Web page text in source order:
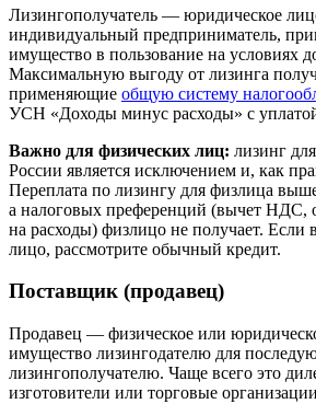
Лизингополучатель — юридическое
индивидуальный предприниматель,
имущество в пользование на условиях
Максимальную выгоду от лизинга
применяющие общую систему
УСН «Доходы минус расходы» с
Важно для физических лиц: лизинг
России является исключением и, как
Переплата по лизингу для физлица
а налоговых преференций (вычет НДС,
на расходы) физлицо не получает.
лицо, рассмотрите обычный кредит.
Поставщик (продавец)
Продавец — физическое или
имущество лизингодателю для
лизингополучателю. Чаще всего это
изготовители или торговые